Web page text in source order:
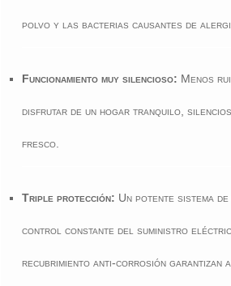
polvo y las bacterias causantes de
Funcionamiento muy silencioso: Menos
disfrutar de un hogar tranquilo,
fresco.
Triple protección: Un potente sistema
control constante del suministro
recubrimiento anti-corrosión garantizan